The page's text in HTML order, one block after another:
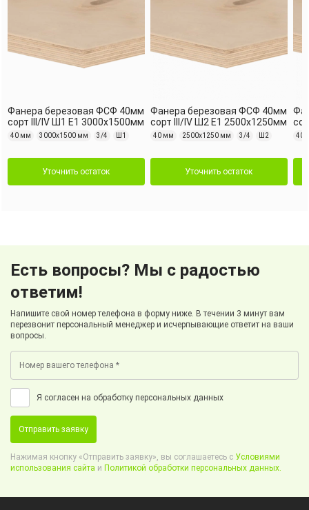
Фанера березовая ФСФ 40мм
сорт III/IV Ш1 Е1 3000x1500мм
40 мм 3000х1500 мм 3/4 Ш1
Уточнить остаток
Фанера березовая ФСФ 40мм
сорт III/IV Ш2 Е1 2500x1250мм
40 мм 2500х1250 мм 3/4 Ш2
Уточнить остаток
40
Есть вопросы? Мы с радостью
ответим!
Напишите свой номер телефона в форму ниже. В течении 3 минут вам
перезвонит персональный менеджер и исчерпывающие ответит на ваши
вопросы.
Я согласен на обработку персональных данных
Отправить заявку
Нажимая кнопку «Отправить заявку», вы соглашаетесь с Условиями
использования сайта и Политикой обработки персональных данных.